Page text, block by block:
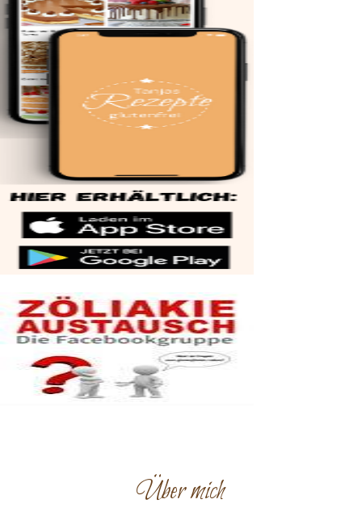
Über mich